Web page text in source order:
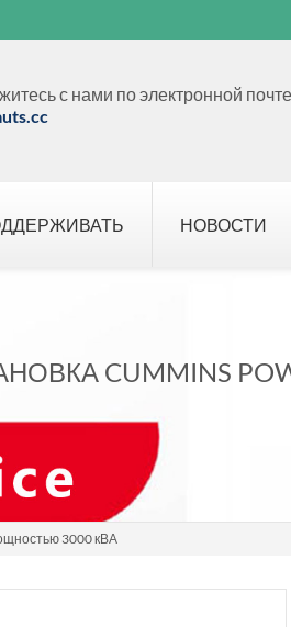
с нами по электронной почте
НОВОСТИ
CUMMINS
3000 кВА